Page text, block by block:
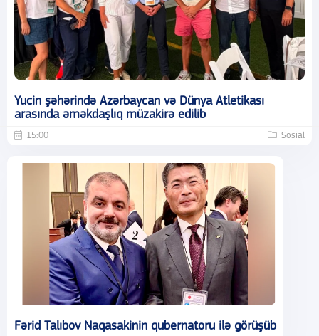
Yucin şəhərində Azərbaycan və Dünya Atletikası
arasında əməkdaşlıq müzakirə edilib
15:00 Sosial
Fərid Talıbov Naqasakinin qubernatoru ilə görüşüb